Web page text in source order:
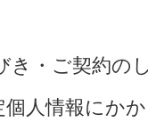
き・ご契約の
人情報にか